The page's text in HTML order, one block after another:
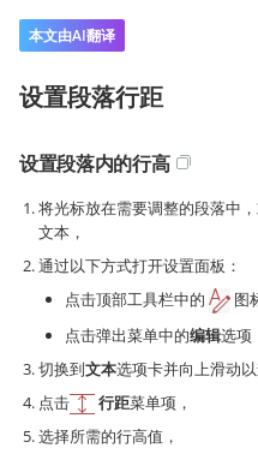
本文由AI翻译
设置段落行距
设置段落内的行高
将光标放在需要调整的段落中
文本，
通过以下方式打开设置面板：
点击顶部工具栏中的
图
点击弹出菜单中的编辑选项
切换到文本选项卡并向上滑动
点击
行距菜单项，
选择所需的行高值，